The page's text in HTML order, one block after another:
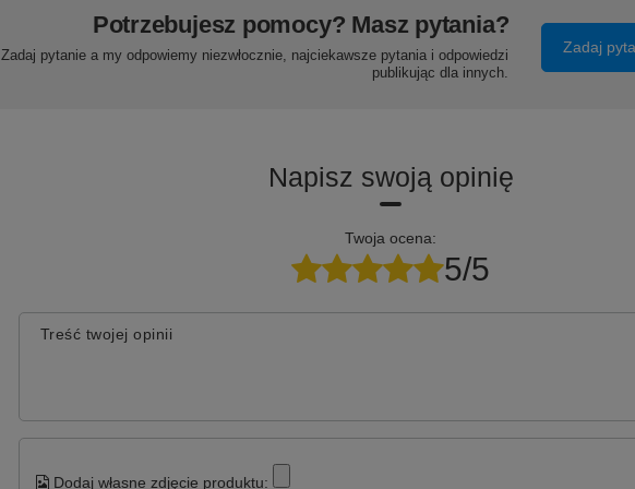
Potrzebujesz pomocy? Masz pytania?
Zadaj pytanie a my odpowiemy niezwłocznie, najciekawsze pytania i odpowiedzi
publikując dla innych.
Zadaj
Napisz swoją opinię
Twoja ocena:
5/5
Treść twojej opinii
Dodaj własne zdjęcie produktu: